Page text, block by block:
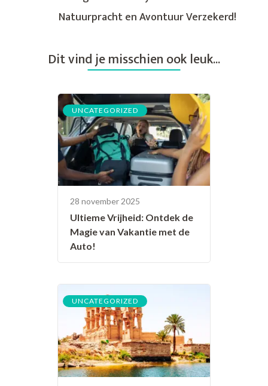
Natuurpracht en Avontuur Verzekerd!
Dit vind je misschien ook leuk...
UNCATEGORIZED
28 november 2025
Ultieme Vrijheid: Ontdek de
Magie van Vakantie met de
Auto!
UNCATEGORIZED